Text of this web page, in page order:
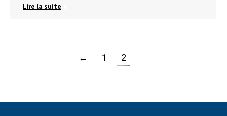
Lire la suite
← 1 2